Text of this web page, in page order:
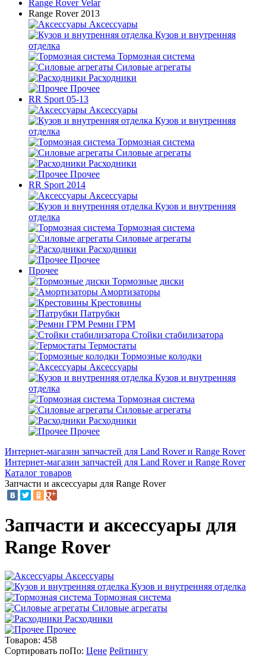
Range Rover Velar
Range Rover 2013
Аксессуары
Кузов и внутренняя
отделка
Тормозная система
Силовые агрегаты
Расходники
Прочее
RR Sport 05-13
Аксессуары
Кузов и внутренняя
отделка
Тормозная система
Силовые агрегаты
Расходники
Прочее
RR Sport 2014
Аксессуары
Кузов и внутренняя
отделка
Тормозная система
Силовые агрегаты
Расходники
Прочее
Прочее
Тормозные диски
Амортизаторы
Крестовины
Патрубки
Ремни ГРМ
Стойки стабилизатора
Термостаты
Тормозные колодки
Аксессуары
Кузов и внутренняя
отделка
Тормозная система
Силовые агрегаты
Расходники
Прочее
Интернет-магазин запчастей для Land Rover и Range Rover
Интернет-магазин запчастей для Land Rover и Range Rover
Каталог товаров
Запчасти и аксессуары для Range Rover
Запчасти и аксессуары для
Range Rover
Аксессуары
Кузов и внутренняя отделка
Тормозная система
Силовые агрегаты
Расходники
Прочее
Товаров: 458
Сортировать поПо: Цене Рейтингу